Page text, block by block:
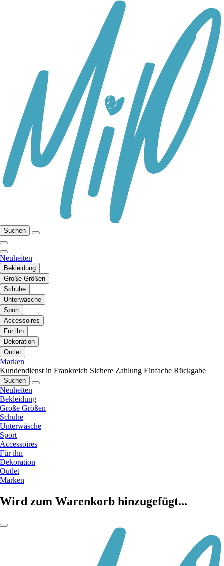
Suchen
Neuheiten
Bekleidung
Große Größen
Schuhe
Unterwäsche
Sport
Accessoires
Für ihn
Dekoration
Outlet
Marken
Kundendienst in Frankreich Sichere Zahlung Einfache Rückgabe
Suchen
Neuheiten
Bekleidung
Große Größen
Schuhe
Unterwäsche
Sport
Accessoires
Für ihn
Dekoration
Outlet
Marken
Wird zum Warenkorb hinzugefügt...